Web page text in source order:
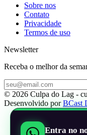
Sobre nos
Contato
Privacidade
Termos de uso
Newsletter
Receba o melhor da
© 2026 Culpa do Lag -
Desenvolvido porBCast
Entra no